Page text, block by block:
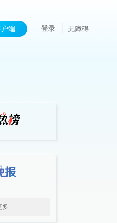
户端 登录 无障碍
多